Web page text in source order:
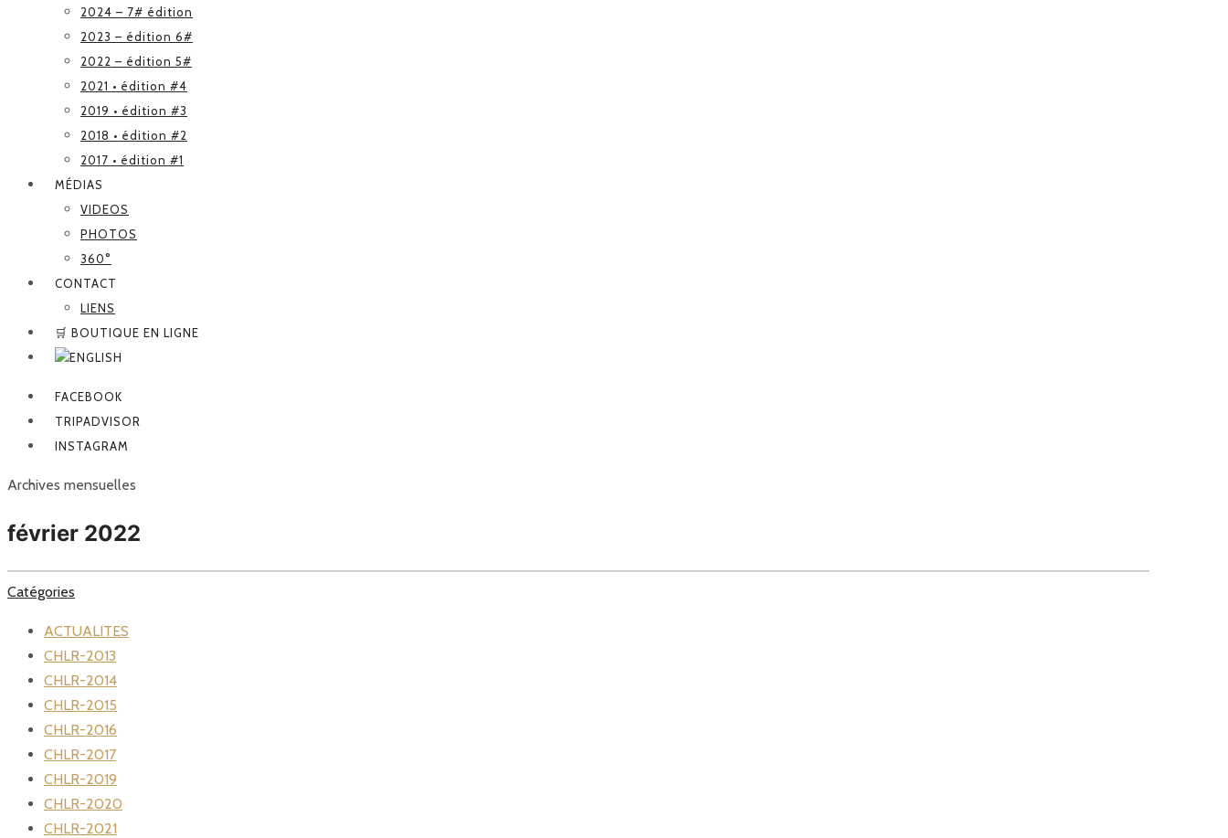
2024 – 7# édition
2023 – édition 6#
2022 – édition 5#
2021 • édition #4
2019 • édition #3
2018 • édition #2
2017 • édition #1
MÉDIAS
VIDEOS
PHOTOS
360°
CONTACT
LIENS
🛒 BOUTIQUE EN LIGNE
FACEBOOK
TRIPADVISOR
INSTAGRAM
Archives mensuelles
février 2022
Catégories
ACTUALITES
CHLR-2013
CHLR-2014
CHLR-2015
CHLR-2016
CHLR-2017
CHLR-2019
CHLR-2020
CHLR-2021